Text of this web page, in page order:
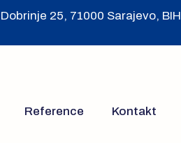
25, 71000 Sarajevo, BIH
Reference Kontakt